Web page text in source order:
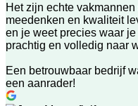
Het zijn echte
meedenken en kwaliteit
en je weet precies waar
prachtig en volledig naar
Een betrouwbaar bedrijf
een aanrader!